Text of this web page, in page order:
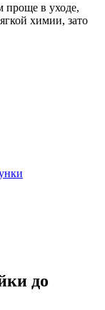
проще в уходе,
химии, зато
до